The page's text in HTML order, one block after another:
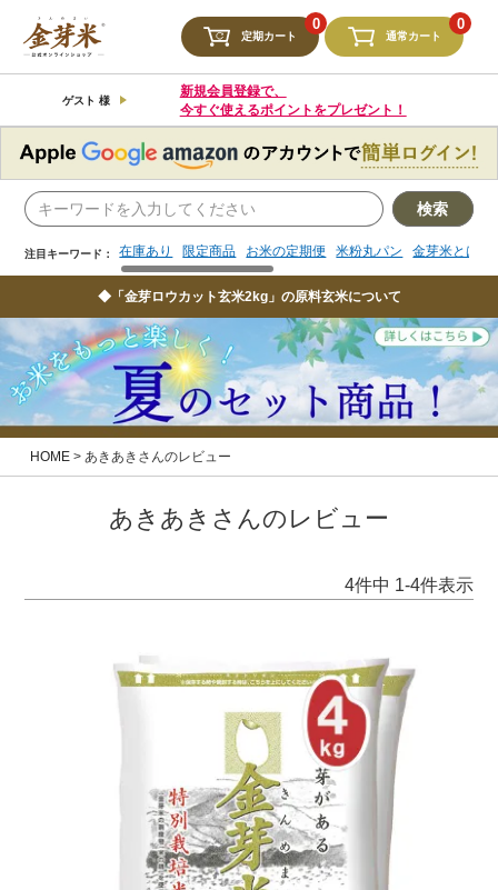
定期カート
0
通常カート
0
ゲスト 様
新規会員登録で、
今すぐ使えるポイントをプレゼント！
検索
注目キーワード： 在庫あり 限定商品 お米の定期便 米粉丸パン 金芽米とは
注目キーワード： 限定商品 お米の定期便 米粉丸パン 金芽米とは
◆「金芽ロウカット玄米2kg」の原料玄米について
HOME あきあきさんのレビュー
あきあきさんのレビュー
4件中 1-4件表示